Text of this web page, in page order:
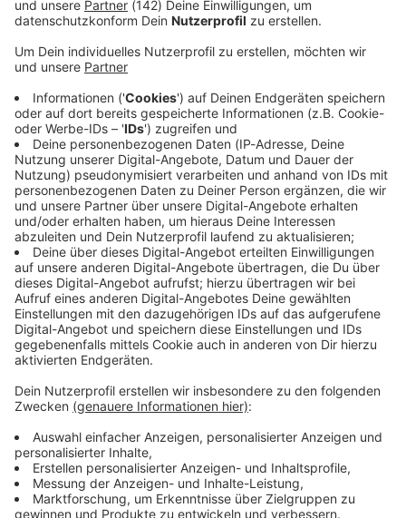
Stell hier deine Frage an Henning Wehland
Deine E-Mail-Adresse
Altersverifikation
Wir benötigen dein Geburtsdatum, um zu prüfen, ob du zur
Teilnahme berechtigt bist.
Tag Monat
Ich möchte den kostenlosen ROCK ANTENNE in
NRW Newsletter
, auf Basis meiner Anmeldedaten
personalisiertund max. 2x wöchentlich per Mail
erhalten und bin mit der Auswertung meiner
Newsletter-Nutzung per Zähl-Pixel einverstanden.
Den Newsletter kann ich jederzeit über den Link